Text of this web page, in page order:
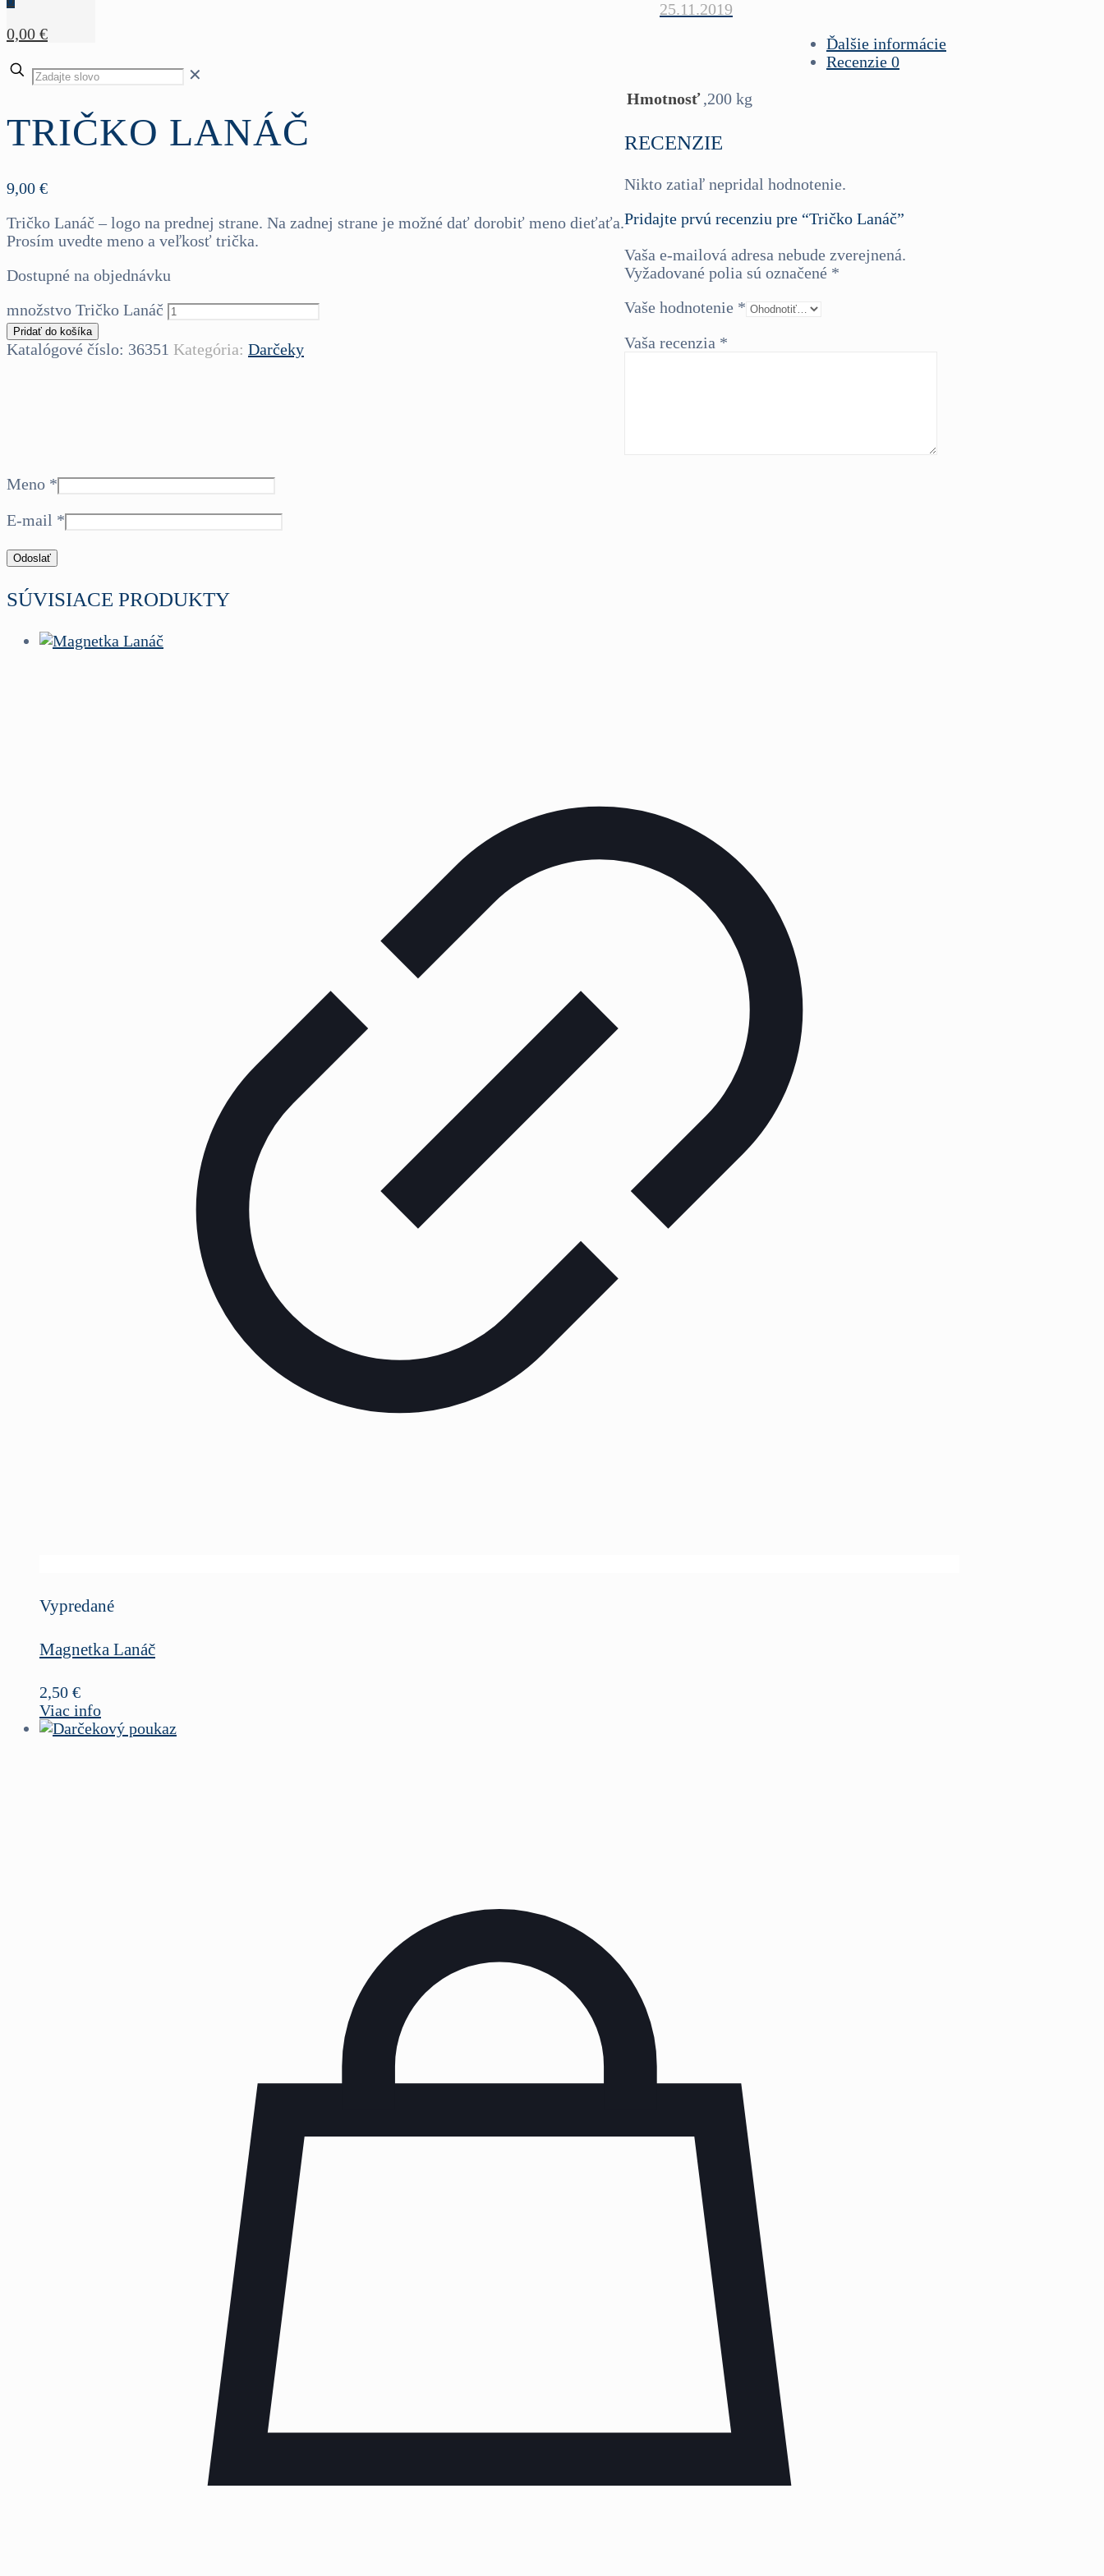
0,00 €
✕
25.11.2019
TRIČKO LANÁČ
9,00 €
Tričko Lanáč – logo na prednej strane. Na zadnej strane je možné dať dorobiť meno dieťaťa.
Prosím uvedte meno a veľkosť trička.
Dostupné na objednávku
množstvo Tričko Lanáč
Pridať do košíka
Katalógové číslo: 36351 Kategória: Darčeky
Ďalšie informácie
Recenzie 0
Hmotnosť ,200 kg
RECENZIE
Nikto zatiaľ nepridal hodnotenie.
Pridajte prvú recenziu pre “Tričko Lanáč”
Vaša e-mailová adresa nebude zverejnená.
Vyžadované polia sú označené *
Vaše hodnotenie *
Vaša recenzia *
Meno *
E-mail *
SÚVISIACE PRODUKTY
Vypredané
Magnetka Lanáč
2,50 €
Viac info